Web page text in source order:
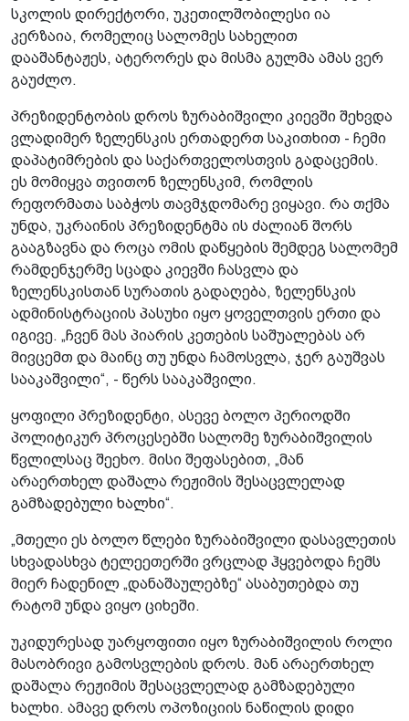
სკოლის დირექტორი, უკეთილშობილესი ია
კერზაია, რომელიც სალომეს სახელით
დააშანტაჟეს, ატერორეს და მისმა გულმა ამას ვერ
გაუძლო.
პრეზიდენტობის დროს ზურაბიშვილი კიევში შეხვდა
ვლადიმერ ზელენსკის ერთადერთ საკითხით - ჩემი
დაპატიმრების და საქართველოსთვის გადაცემის.
ეს მომიყვა თვითონ ზელენსკიმ, რომლის
რეფორმათა საბჭოს თავმჯდომარე ვიყავი. რა თქმა
უნდა, უკრაინის პრეზიდენტმა ის ძალიან შორს
გააგზავნა და როცა ომის დაწყების შემდეგ სალომემ
რამდენჯერმე სცადა კიევში ჩასვლა და
ზელენსკისთან სურათის გადაღება, ზელენსკის
ადმინისტრაციის პასუხი იყო ყოველთვის ერთი და
იგივე. „ჩვენ მას პიარის კეთების საშუალებას არ
მივცემთ და მაინც თუ უნდა ჩამოსვლა, ჯერ გაუშვას
სააკაშვილი“, - წერს სააკაშვილი.
ყოფილი პრეზიდენტი, ასევე ბოლო პერიოდში
პოლიტიკურ პროცესებში სალომე ზურაბიშვილის
წვლილსაც შეეხო. მისი შეფასებით, „მან
არაერთხელ დაშალა რეჟიმის შესაცვლელად
გამზადებული ხალხი“.
„მთელი ეს ბოლო წლები ზურაბიშვილი დასავლეთის
სხვადასხვა ტელეეთერში ვრცლად ჰყვებოდა ჩემს
მიერ ჩადენილ „დანაშაულებზე“ ასაბუთებდა თუ
რატომ უნდა ვიყო ციხეში.
უკიდურესად უარყოფითი იყო ზურაბიშვილის როლი
მასობრივი გამოსვლების დროს. მან არაერთხელ
დაშალა რეჟიმის შესაცვლელად გამზადებული
ხალხი. ამავე დროს ოპოზიციის ნაწილის დიდი